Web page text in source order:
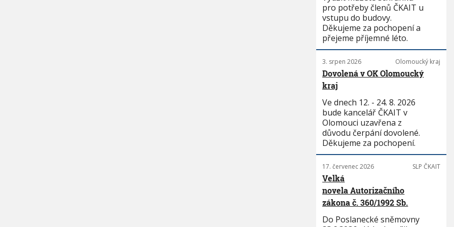
pro potřeby členů ČKAIT u
vstupu do budovy.
Děkujeme za pochopení a
přejeme příjemné léto.
3. srpen 2026 Olomoucký kraj
Dovolená v OK Olomoucký
kraj
Ve dnech 12. - 24. 8. 2026
bude kancelář ČKAIT v
Olomouci uzavřena z
důvodu čerpání dovolené.
Děkujeme za pochopení.
17. červenec 2026 SLP ČKAIT
Velká
novela Autorizačního
zákona č. 360/1992 Sb.
Do Poslanecké sněmovny